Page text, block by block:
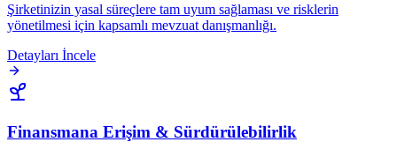
Şirketinizin yasal süreçlere tam uyum sağlaması ve risklerin
yönetilmesi için kapsamlı mevzuat danışmanlığı.
Detayları İncele
Finansmana Erişim & Sürdürülebilirlik